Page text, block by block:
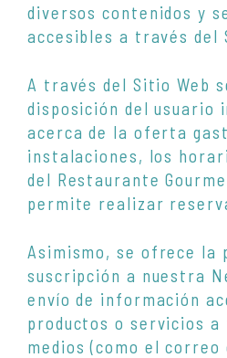
diversos contenidos y
accesibles a través del
A través del Sitio Web
disposición del usuario
acerca de la oferta
instalaciones, los
del Restaurante
permite realizar
Asimismo, se ofrece la
suscripción a nuestra
envío de información
productos o servicios a
medios (como el